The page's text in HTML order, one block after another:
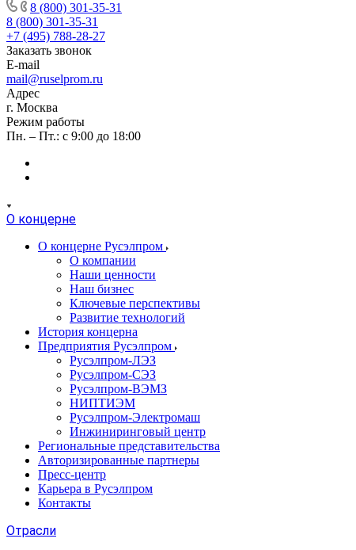
8 (800) 301-35-31
8 (800) 301-35-31
+7 (495) 788-28-27
Заказать звонок
E-mail
mail@ruselprom.ru
Адрес
г. Москва
Режим работы
Пн. – Пт.: с 9:00 до 18:00
О концерне
О концерне Русэлпром
О компании
Наши ценности
Наш бизнес
Ключевые перспективы
Развитие технологий
История концерна
Предприятия Русэлпром
Русэлпром-ЛЭЗ
Русэлпром-СЭЗ
Русэлпром-ВЭМЗ
НИПТИЭМ
Русэлпром-Электромаш
Инжиниринговый центр
Региональные представительства
Авторизированные партнеры
Пресс-центр
Карьера в Русэлпром
Контакты
Отрасли